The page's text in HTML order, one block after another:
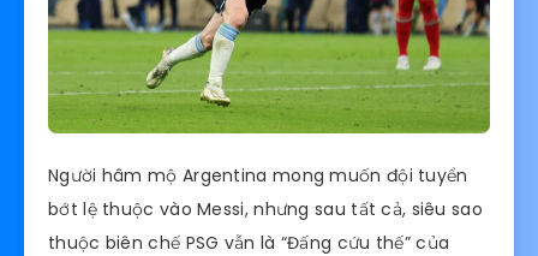
Người hâm mộ Argentina mong muốn đội tuyển
bớt lệ thuộc vào Messi, nhưng sau tất cả, siêu sao
thuộc biên chế PSG vẫn là “Đấng cứu thế” của